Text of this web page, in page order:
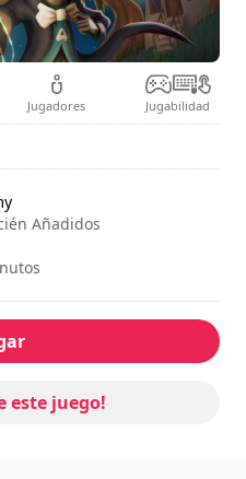
Jugadores Jugabilidad
Añadidos
opciones del juego.
este juego!